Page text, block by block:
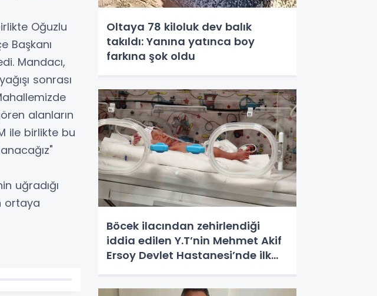
Oğuzlu
Başkanı
Mandacı,
sonrası
alanların
ile birlikte bu
uğradığı
ortaya
Oltaya 78 kiloluk dev balık
takıldı: Yanına yatınca boy
farkına şok oldu
Böcek ilacından zehirlendiği
iddia edilen Y.T’nin Mehmet Akif
Ersoy Devlet Hastanesi’nde ilk
ortaya çıktı